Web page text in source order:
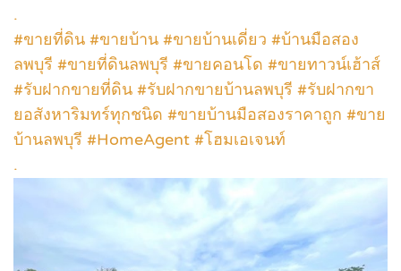
.
#ขายที่ดิน #ขายบ้าน #ขายบ้านเดี่ยว #บ้านมือสอง
ลพบุรี #ขายที่ดินลพบุรี #ขายคอนโด #ขายทาวน์เฮ้าส์
#รับฝากขายที่ดิน #รับฝากขายบ้านลพบุรี #รับฝากขา
ยอสังหาริมทร์ทุกชนิด #ขายบ้านมือสองราคาถูก #ขาย
บ้านลพบุรี #HomeAgent #โฮมเอเจนท์
.